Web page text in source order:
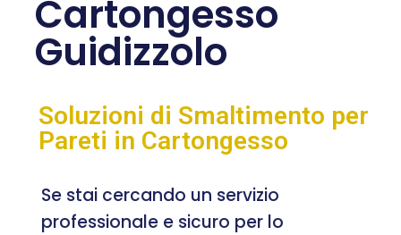
Cartongesso
Guidizzolo
Soluzioni di Smaltimento per
Pareti in Cartongesso
Se stai cercando un servizio
professionale e sicuro per lo